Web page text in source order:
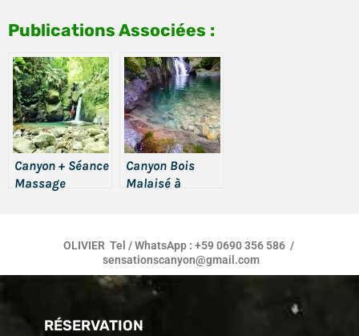
Publications Associées :
Canyon + Séance
Massage
Canyon Bois
Malaisé à
OLIVIER Tel / WhatsApp : +59 0690 356 586 /
sensationscanyon@gmail.com
RÉSERVATION